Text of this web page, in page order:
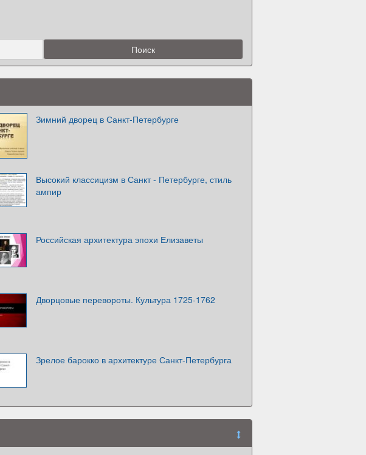
Зимний дворец в Санкт-Петербурге
Высокий классицизм в Санкт - Петербурге, стиль
ампир
Российская архитектура эпохи Елизаветы
Дворцовые перевороты. Культура 1725-1762
Зрелое барокко в архитектуре Санкт-Петербурга